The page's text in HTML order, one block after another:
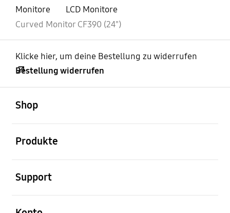
Monitore
LCD Monitore
Curved Monitor CF390 (24")
Klicke hier, um deine Bestellung zu widerrufen
Bestellung widerrufen
Shop
Produkte
Support